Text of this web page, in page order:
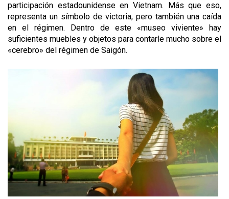
participación estadounidense en Vietnam. Más que eso,
representa un símbolo de victoria, pero también una caída
en el régimen. Dentro de este «museo viviente» hay
suficientes muebles y objetos para contarle mucho sobre el
«cerebro» del régimen de Saigón.